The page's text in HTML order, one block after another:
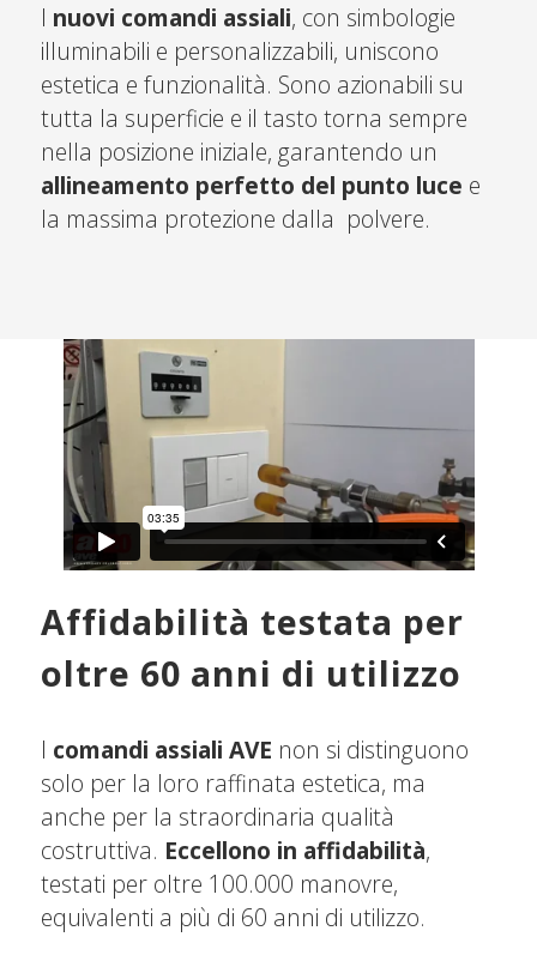
I nuovi comandi assiali, con simbologie
illuminabili e personalizzabili, uniscono
estetica e funzionalità. Sono azionabili su
tutta la superficie e il tasto torna sempre
nella posizione iniziale, garantendo un
allineamento perfetto del punto luce e
la massima protezione dalla polvere.
Affidabilità testata per
oltre 60 anni di utilizzo
I comandi assiali AVE non si distinguono
solo per la loro raffinata estetica, ma
anche per la straordinaria qualità
costruttiva. Eccellono in affidabilità,
testati per oltre 100.000 manovre,
equivalenti a più di 60 anni di utilizzo.